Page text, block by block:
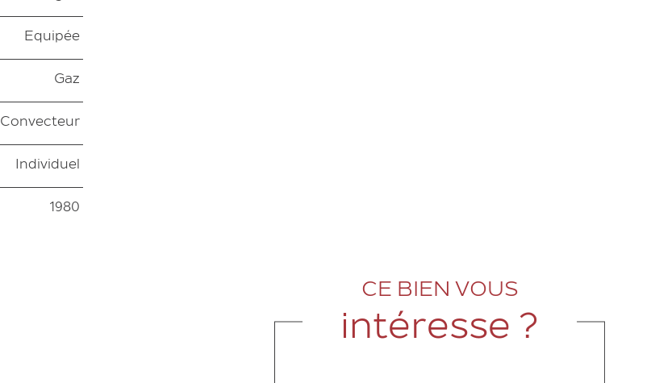
Equipée
Gaz
Convecteur
Individuel
1980
CE BIEN VOUS
intéresse ?